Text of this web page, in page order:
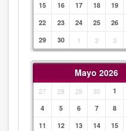
15
16 17 18 19
22
23 24 25 26
29
30 1 2 3
Mayo 2026
27 28 29 30 1
4
5 6 7 8
11
12 13 14 15